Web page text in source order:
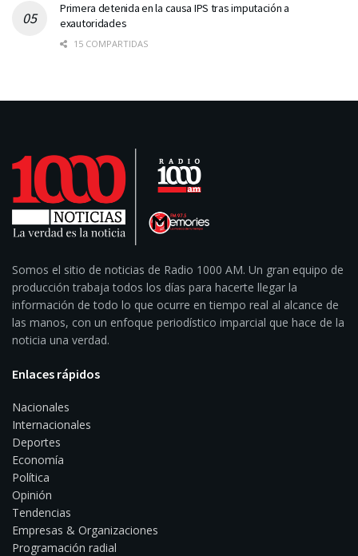
Primera detenida en la causa IPS tras imputación a
exautoridades
15 COMPARTIDAS
Somos el sitio de noticias de Radio 1000 AM. Un gran equipo de
producción trabaja todos los días para hacerte llegar la
información de todo lo que ocurre en tiempo real al alcance de
las manos, con un enfoque periodístico imparcial que hace de la
noticia una verdad.
Enlaces rápidos
Nacionales
Internacionales
Deportes
Economía
Política
Opinión
Tendencias
Empresas & Organizaciones
Programación radial